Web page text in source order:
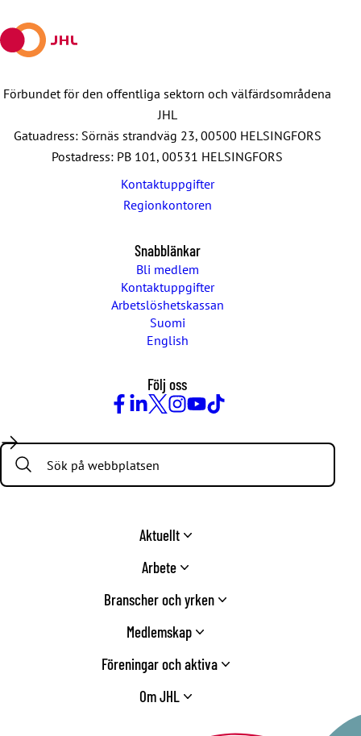
Förbundet för den offentliga sektorn och välfärdsområdena
JHL
Gatuadress: Sörnäs strandväg 23, 00500 HELSINGFORS
Postadress: PB 101, 00531 HELSINGFORS
Kontaktuppgifter
Regionkontoren
Snabblänkar
Bli medlem
Kontaktuppgifter
Arbetslöshetskassan
Suomi
English
Följ oss
Search:
Aktuellt
Arbete
Branscher och yrken
Medlemskap
Föreningar och aktiva
Om JHL